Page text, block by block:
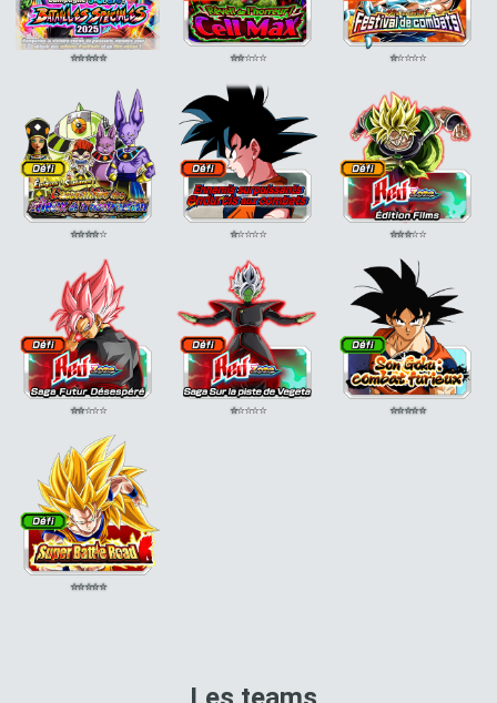
⭐⭐⭐⭐⭐ ⭐⭐⭐⭐⭐ ⭐⭐⭐⭐⭐
⭐⭐⭐⭐⭐ ⭐⭐⭐⭐⭐ ⭐⭐⭐⭐⭐
⭐⭐⭐⭐⭐ ⭐⭐⭐⭐⭐ ⭐⭐⭐⭐⭐
⭐⭐⭐⭐⭐